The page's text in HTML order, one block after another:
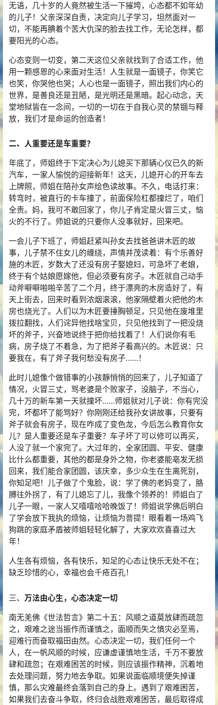
无语，几十岁的人竟然被生活一下摧垮，心态都不如年幼
的儿子！父亲深深自责，决定向儿子学习，坦然面对一
切，不能再腆着个苦大仇深的脸去找工作，无论怎样，都
要阳光的心态。
心态变则一切变，第二天这位父亲就找到了合适工作，他
用一颗感恩的心来面对生活！人生就是一面镜子，你笑它
也笑，你哭他也哭；人心也是一面镜子，照出我们内心的
世界，是善良还是丑陋，是光明还是黑暗。起心动念，天
堂地狱皆在一念间，一切的一切在于自我心灵的禁锢与释
放，我们才是命运的创造者！
二、人重要还是车重要？
年底了，师姐终于下定决心为儿媳买下那辆心仪已久的新
汽车，一家人愉悦的迎接新年！这天，儿媳开心的开车去
上牌照，师姐在陪孙女声绘色读故事。不久，电话打来：
转弯时，被直行的卡车撞了，前面保险杠都撞烂了，咱们
全责。妈，我可不敢回家了，你儿子肯定是火冒三丈，恼
火的不行了。师姐说的只要你人没事就好，回来吧。
一会儿子下班了，师姐赶紧叫孙女去找爸爸讲木匠的故
事，儿子禁不住女儿的缠绕，声情并茂读着：有个乐善好
施的木匠，岁数大了还没有房子娶媳妇，可急坏了老娘，
终于有个姑娘愿嫁他，但必须要有房子。木匠就自己动手
动斧噼噼啪啪辛苦了二个月，终于漂亮的木房造好了，有
天上街去，回来时看到浓烟滚滚，他家隔壁着火把他的木
房也烧光了。人们以为木匠要捶胸顿足，只见他在废堆里
拨拉翻找，人们诧异他找啥宝贝，只见他找到了一把没烧
坏的斧子，兴奋地说终于把你给找着了！人们说你有毛
病，房子烧了不着急，为了把斧子看高兴的。木匠说：只
要我在，有了斧子我何愁没有房子……！
此时儿媳像个做错事的小孩靜悄悄的回来了，儿子知道了
情况，火冒三丈，骂老婆是个败家子，没脑子，不当心，
几十万的新车第一天就撞坏……师姐就对儿子说：你有完没
完，坏都坏了能骂好？你刚刚还给我孙女讲故事，只要有
斧子就会有房子，现在咋成了变色龙，今后怎么教育你女
儿？是人重要还是车子重要？车子坏了可以修可以再买，
人没了就一个家完了。大过年的，全家团圆、平安、健康
比什么都重要，其他的都是身外之物，你老婆能亳发无损
回来，我们能合家团圆，该庆幸，多少众生在生离死别，
你知足吧！儿子做了个鬼脸，说：学了佛的老妈变了，胳
膊往外拐了，有了儿媳忘了儿，我像个领养的！师姐白了
儿子一眼，一家人又嘻嘻哈哈晚饭了！师姐说学佛后明白
了学会放下我执的烦恼，让烦恼为菩提！眼看着一场鸡飞
狗跳的家庭矛盾被师姐轻轻化解了，大家欢欢喜喜过大
年！
人生各有烦恼，各有快乐，知足的心态让快乐无处不在；
缺乏珍惜的心，幸福也会千疮百孔！
三、 万法由心生，心态决定一切
南无羌佛《世法哲言》第二十五：风顺之道莫放肆而疏忽
之，艰难之途当振作而谨慎之，面顺而失之慎灾必至焉，
迎难行而奋取福田由然。心态决定一切，我们任何一个
人，在一帆风顺的时候，应谦虚谨慎地生活，千万不要放
肆和疏忽；在艰难困苦的时候，则应该振作精神，沉着地
去处理问题，努力地去争取。如果说面临顺境便失掉谨
慎，那么灾难最终会落到自己的身上。遇到了艰难困苦，
如果我们去奋斗争取，终归会战胜艰难困苦，最后取得成